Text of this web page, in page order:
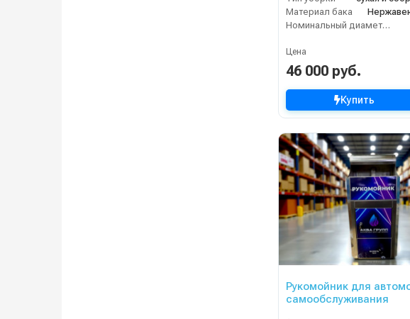
Материал бака
Номинальный диаметр принадлежностей (мм)
Цена
46 000 руб.
Купить
Рукомойник для
самообслуживания